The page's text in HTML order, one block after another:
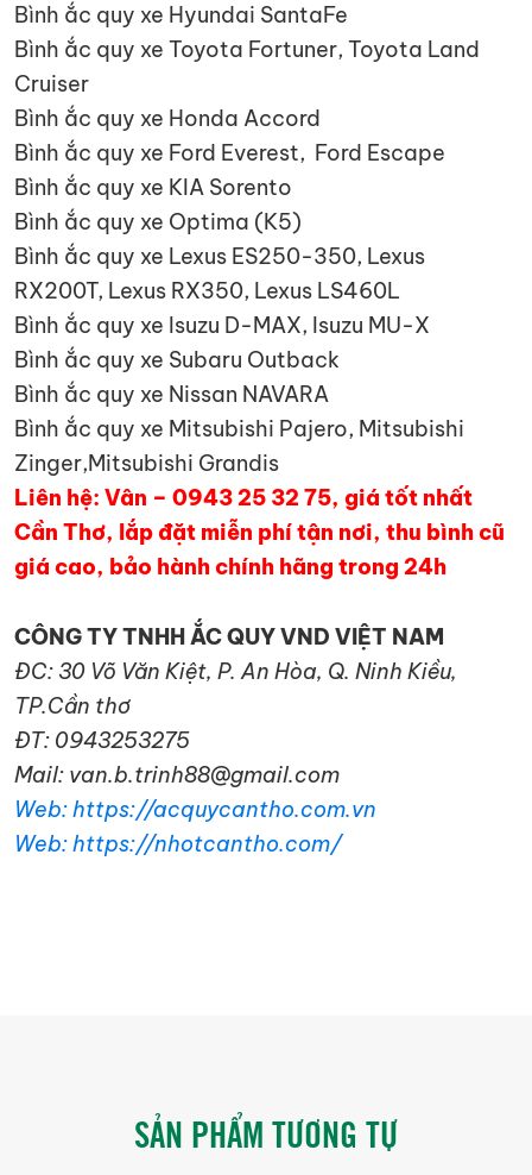
Bình ắc quy xe Hyundai SantaFe
Bình ắc quy xe Toyota Fortuner, Toyota Land
Cruiser
Bình ắc quy xe Honda Accord
Bình ắc quy xe Ford Everest, Ford Escape
Bình ắc quy xe KIA Sorento
Bình ắc quy xe Optima (K5)
Bình ắc quy xe Lexus ES250-350, Lexus
RX200T, Lexus RX350, Lexus LS460L
Bình ắc quy xe Isuzu D-MAX, Isuzu MU-X
Bình ắc quy xe Subaru Outback
Bình ắc quy xe Nissan NAVARA
Bình ắc quy xe Mitsubishi Pajero, Mitsubishi
Zinger,Mitsubishi Grandis
Liên hệ: Vân – 0943 25 32 75, giá tốt nhất
Cần Thơ, lắp đặt miễn phí tận nơi, thu bình cũ
giá cao, bảo hành chính hãng trong 24h
CÔNG TY TNHH ẮC QUY VND VIỆT NAM
ĐC: 30 Võ Văn Kiệt, P. An Hòa, Q. Ninh Kiều,
TP.Cần thơ
ĐT: 0943253275
Mail: van.b.trinh88@gmail.com
Web: https://acquycantho.com.vn
Web: https://nhotcantho.com/
SẢN PHẨM TƯƠNG TỰ